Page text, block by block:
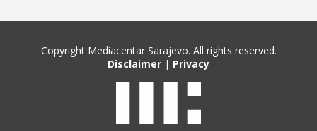
Copyright Mediacentar Sarajevo. All rights reserved.
Disclaimer | Privacy